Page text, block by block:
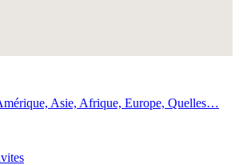
Asie, Afrique, Europe, Quelles…